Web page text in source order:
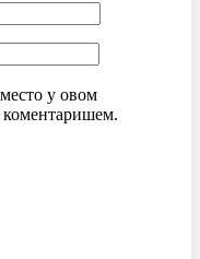
у овом
коментаришем.